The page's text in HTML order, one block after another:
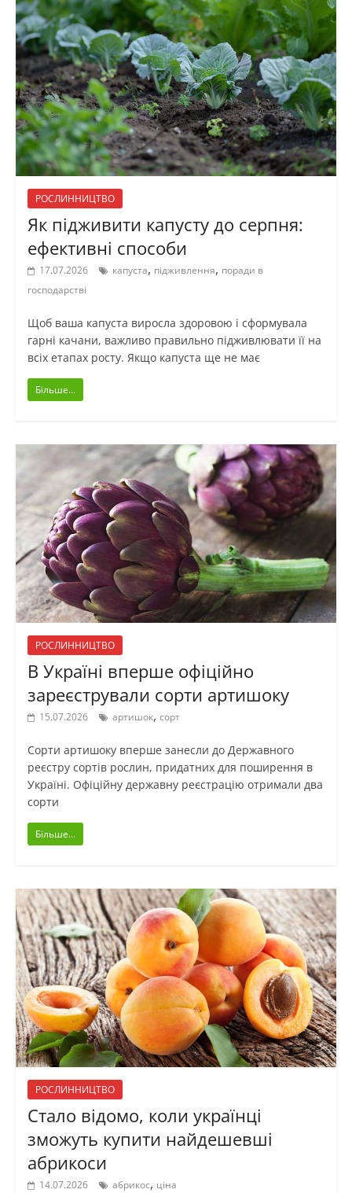
РОСЛИННИЦТВО
Як підживити капусту до серпня:
ефективні способи
17.07.2026 капуста, підживлення, поради в
господарстві
Щоб ваша капуста виросла здоровою і сформувала
гарні качани, важливо правильно підживлювати її на
всіх етапах росту. Якщо капуста ще не має
Більше...
РОСЛИННИЦТВО
В Україні вперше офіційно
зареєстрували сорти артишоку
15.07.2026 артишок, сорт
Сорти артишоку вперше занесли до Державного
реєстру сортів рослин, придатних для поширення в
Україні. Офіційну державну реєстрацію отримали два
сорти
Більше...
РОСЛИННИЦТВО
Стало відомо, коли українці
зможуть купити найдешевші
абрикоси
14.07.2026 абрикос, ціна